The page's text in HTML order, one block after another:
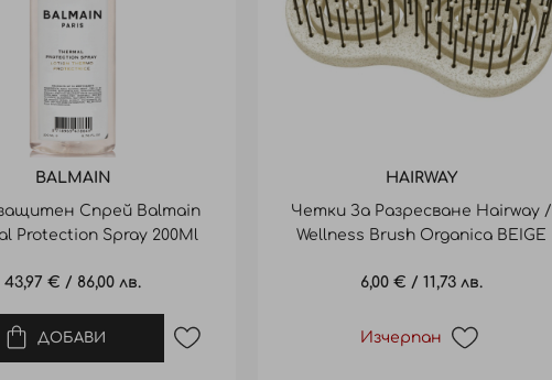
BALMAIN
Спрей Balmain
Protection Spray 200Ml
43,97 € / 86,00 лв.
ДОБАВИ
HAIRWAY
Четки За Разресване Hairway /
Wellness Brush Organica BEIGE
6,00 € / 11,73 лв.
Изчерпан